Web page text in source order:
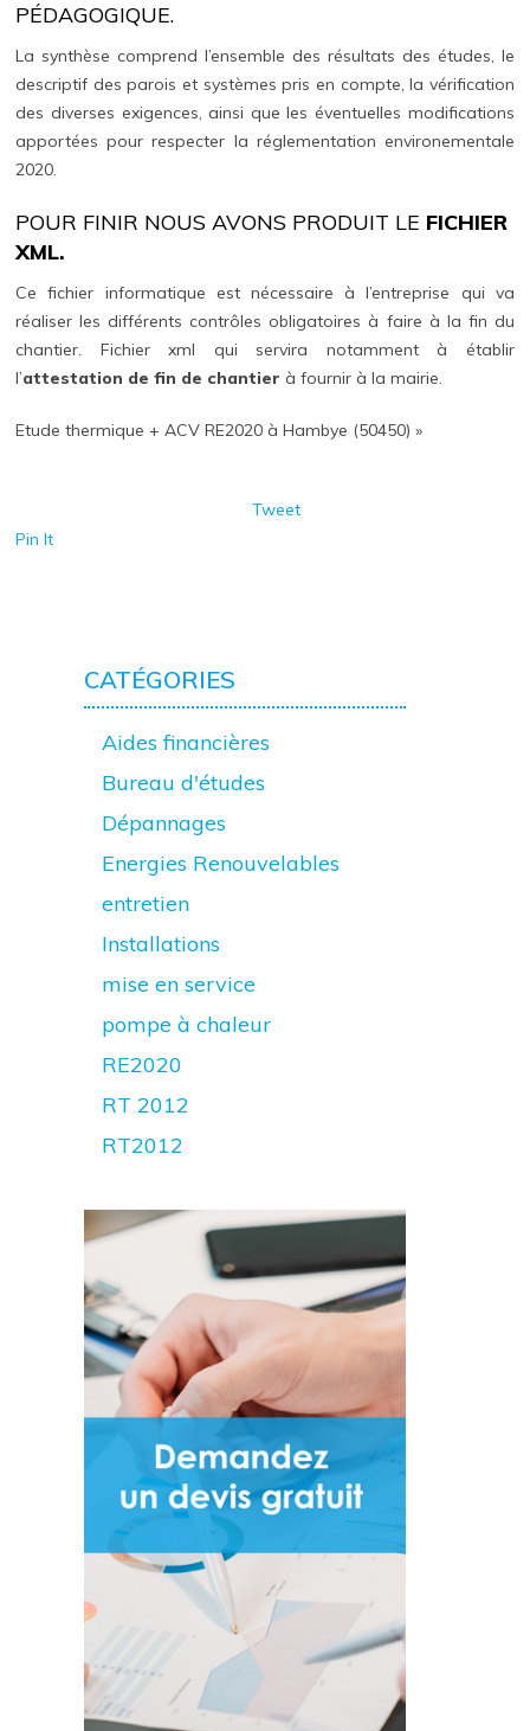
PÉDAGOGIQUE.
La synthèse comprend l’ensemble des résultats des études, le
descriptif des parois et systèmes pris en compte, la vérification
des diverses exigences, ainsi que les éventuelles modifications
apportées pour respecter la réglementation environementale
2020.
POUR FINIR NOUS AVONS PRODUIT LE FICHIER
XML.
Ce fichier informatique est nécessaire à l’entreprise qui va
réaliser les différents contrôles obligatoires à faire à la fin du
chantier. Fichier xml qui servira notamment à établir
l’attestation de fin de chantier à fournir à la mairie.
Etude thermique + ACV RE2020 à Hambye (50450) »
Tweet
Pin It
CATÉGORIES
Aides financières
Bureau d'études
Dépannages
Energies Renouvelables
entretien
Installations
mise en service
pompe à chaleur
RE2020
RT 2012
RT2012